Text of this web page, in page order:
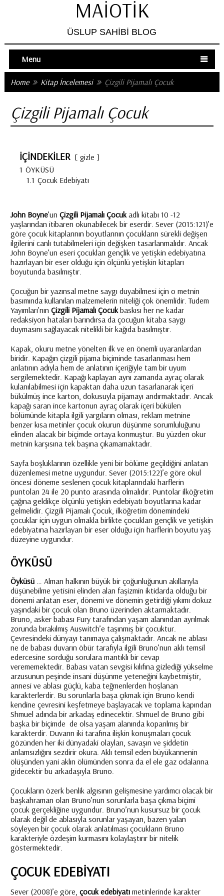
MAIOTIK
ÜSLUP SAHIBI BLOG
Menu
Home Kitap İncelemesi Çizgili Pijamalı Çocuk
Çizgili Pijamalı Çocuk
İÇİNDEKİLER gizle
1 ÖYKÜSÜ
1.1 Çocuk Edebiyatı
John Boyne’un Çizgili Pijamalı Çocukadlı kitabı 10 -12
yaşlarından itibaren okunabilecek bir eserdir. Sever (2015:121)’e
göre çocuk kitaplarının boyutlarının çocukların sürekli değişen
ilgilerini canlı tutabilmeleri için değişken tasarlanmalıdır. Ancak
John Boyne’un eseri çocukları gençlik ve yetişkin edebiyatına
hazırlayan bir eser olduğu için ölçünlü yetişkin kitapları
boyutunda basılmıştır.
Çocuğun bir yazınsal metne saygı duyabilmesi için o metnin
basımında kullanılan malzemelerin niteliği çok önemlidir. Tudem
Yayımları’nın Çizgili Pijamalı Çocukbaskısı her ne kadar
redaksiyon hataları barındırsa da çocuğun kitaba saygı
duymasını sağlayacak nitelikli bir kağıda basılmıştır.
Kapak, okuru metne yönelten ilk ve en önemli uyaranlardan
biridir. Kapağın çizgili pijama biçiminde tasarlanması hem
anlatının adıyla hem de anlatının içeriğiyle tam bir uyum
sergilemektedir. Kapağı kaplayan aynı zamanda ayraç olarak
kulanılabilmesi için kapaktan daha uzun tasarlanarak içeri
bükülmüş ince karton, dokusuyla pijamayı andırmaktadır. Ancak
kapağı saran ince kartonun ayraç olarak içeri bükülen
bölümünde kitapla ilgili yargıların olması, reklam metnine
benzer kısa metinler çocuk okurun düşünme sorumluluğunu
elinden alacak bir biçimde ortaya konmuştur. Bu yüzden okur
metnin karşısına tek başına çıkamamaktadır.
Sayfa boşluklarının özellikle yeni bir bölüme geçildiğini anlatan
düzenlemesi metne uygundur. Sever (2015:122)’e göre okul
öncesi döneme seslenen çocuk kitaplarındaki harflerin
puntoları 24 ile 20 punto arasında olmalıdır. Puntolar ilköğretim
çağına geldikçe ölçünlü yetişkin edebiyatı boyutlarına kadar
gelmelidir. Çizgili Pijamalı Çocuk, ilköğretim dönemindeki
çocuklar için uygun olmakla birlikte çocukları gençlik ve yetişkin
edebiyatına hazırlayan bir eser olduğu için harflerin boyutu yaş
düzeyine uygundur.
ÖYKÜSÜ
Öyküsü… Alman halkının büyük bir çoğunluğunun akıllarıyla
düşünebilme yetisini elinden alan faşizmin iktidarda olduğu bir
dönemi anlatan eser, dönemi ve dönemin getirdiği yıkımı dokuz
yaşındaki bir çocuk olan Bruno üzerinden aktarmaktadır.
Bruno, asker babası Fury tarafından yaşam alanından ayrılmak
zorunda bırakılmış Auswitch’e taşınmış bir çocuktur.
Çevresindeki dünyayı tanımaya çalışmaktadır. Ancak ne ablası
ne de babası duvarın öbür tarafıyla ilgili Bruno’nun aklı temsil
edercesine sorduğu sorulara mantıklı bir cevap
verememektedir. Babası vatan sevgisi kılıfına gizlediği yükselme
arzusunun peşinde insani düşünme yeteneğini kaybetmiştir,
annesi ve ablası güçlü, kaba teğmenlerden hoşlanan
karakterlerdir. Bu sorunlarla başa çıkmak için Bruno kendi
kendine çevresini keşfetmeye başlayacak ve toplama kapından
Shmuel adında bir arkadaş edinecektir. Shmuel de Bruno gibi
başka bir biçimde de olsa yaşam alanında koparılmış bir
karakterdir. Duvarın iki tarafına ilişkin konuşmaları çocuk
gözünden her iki dünyadaki olayları, savaşın ve şiddetin
anlamsızlığını sezdirir okura. Aklı temsil eden büyükannenin
ölüşünden yani aklın ölümünden sonra da el ele gaz odalarına
gidecektir bu arkadaşıyla Bruno.
Çocukların özerk benlik algısının gelişmesine yardımcı olacak bir
başkahraman olan Bruno’nun sorunlarla başa çıkma biçimi
çocuk gerçekliğine uygundur. Bruno’nun kusursuz bir çocuk
olarak değil de ablasıyla sorunlar yaşayan, bazen yalan
söyleyen bir çocuk olarak anlatılması çocukların Bruno
karakteriyle özdeşim kurmasını kolaylaştırır bir nitelik
göstermektedir.
ÇOCUK EDEBIYATI
Sever (2008)’e göre, çocuk edebiyatımetinlerinde karakter